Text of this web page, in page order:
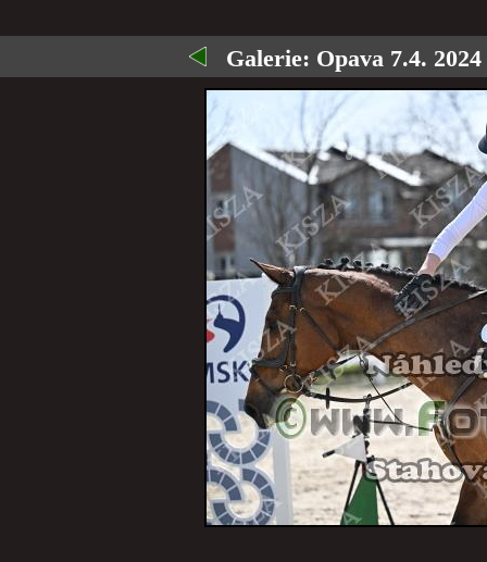
Galerie: Opava 7.4.